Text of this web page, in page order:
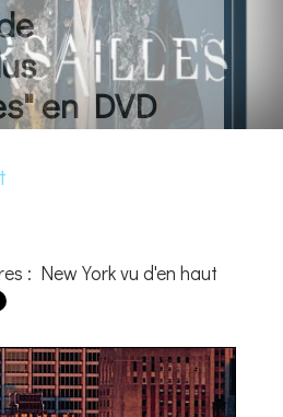
en DVD
: New York vu d'en haut